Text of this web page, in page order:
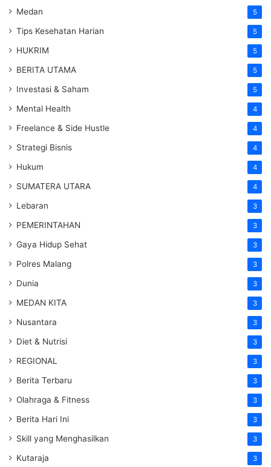
Medan 5
Tips Kesehatan Harian 5
HUKRIM 5
BERITA UTAMA 5
Investasi & Saham 5
Mental Health 4
Freelance & Side Hustle 4
Strategi Bisnis 4
Hukum 4
SUMATERA UTARA 4
Lebaran 3
PEMERINTAHAN 3
Gaya Hidup Sehat 3
Polres Malang 3
Dunia 3
MEDAN KITA 3
Nusantara 3
Diet & Nutrisi 3
REGIONAL 3
Berita Terbaru 3
Olahraga & Fitness 3
Berita Hari Ini 3
Skill yang Menghasilkan 3
Kutaraja 3